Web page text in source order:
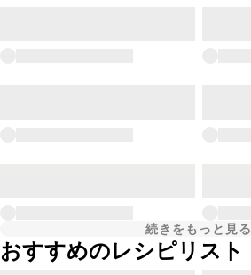
続きをもっと見る
おすすめのレシピリスト